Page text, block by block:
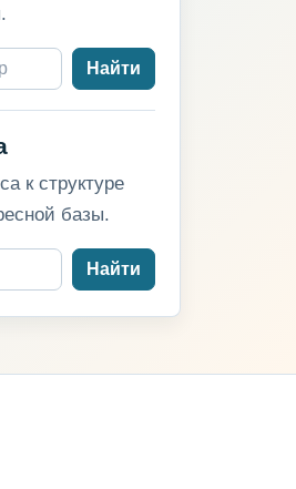
Найти
к структуре
базы.
Найти